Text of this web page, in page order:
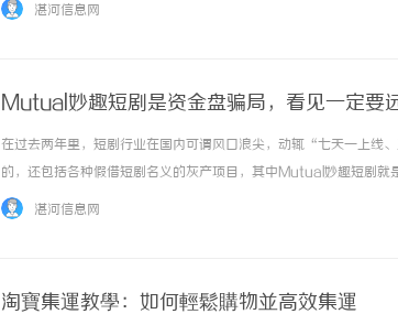
湛河信息网
Mutual妙趣短剧是资金盘骗局，看见一定要
在过去两年里，短剧行业在国内可谓风口浪尖，动辄“七天一上线
的，还包括各种假借短剧名义的灰产项目，其中Mutual妙趣短剧就
人第一次看见它时，都会被包装得漂漂亮亮的宣传话术吸引，但稍
湛河信息网
淘寶集運教學：如何輕鬆購物並高效集運